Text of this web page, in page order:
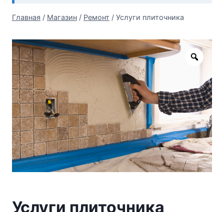
Главная / Магазин / Ремонт / Услуги плиточника
Zoom
Услуги плиточника